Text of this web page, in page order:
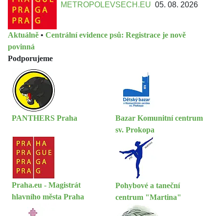
METROPOLEVSECH.EU 05. 08. 2026
Aktuálně • Centrální evidence psů: Registrace je nově
povinná
Podporujeme
PANTHERS Praha
Bazar Komunitní centrum
sv. Prokopa
Praha.eu - Magistrát
hlavního města Praha
Pohybové a taneční
centrum "Martina"